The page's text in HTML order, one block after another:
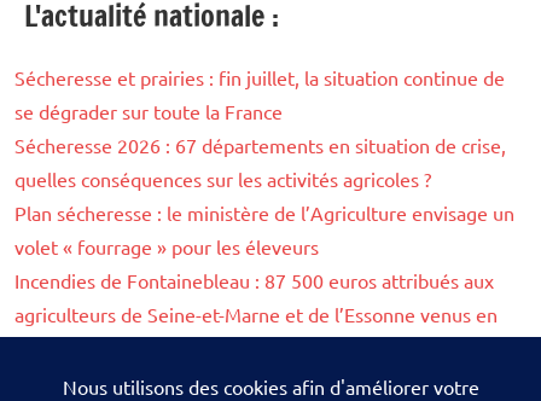
L'actualité nationale :
Sécheresse et prairies : fin juillet, la situation continue de
se dégrader sur toute la France
Sécheresse 2026 : 67 départements en situation de crise,
quelles conséquences sur les activités agricoles ?
Plan sécheresse : le ministère de l’Agriculture envisage un
volet « fourrage » pour les éleveurs
Incendies de Fontainebleau : 87 500 euros attribués aux
agriculteurs de Seine-et-Marne et de l’Essonne venus en
« Prairies grillées » : les éleveurs de ruminants demandent